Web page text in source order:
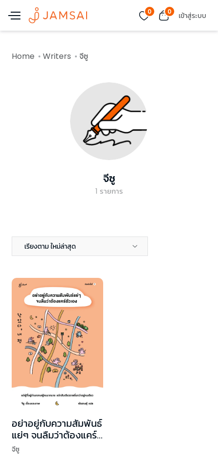
0 0 เข้าสู่ระบบ
Home Writers จีซู
จีซู
1 รายการ
เรียงตาม ใหม่ล่าสุด
อย่าอยู่กับความสัมพันธ์
แย่ๆ จนลืมว่าต้องแคร์
ตัวเอง
จีซู